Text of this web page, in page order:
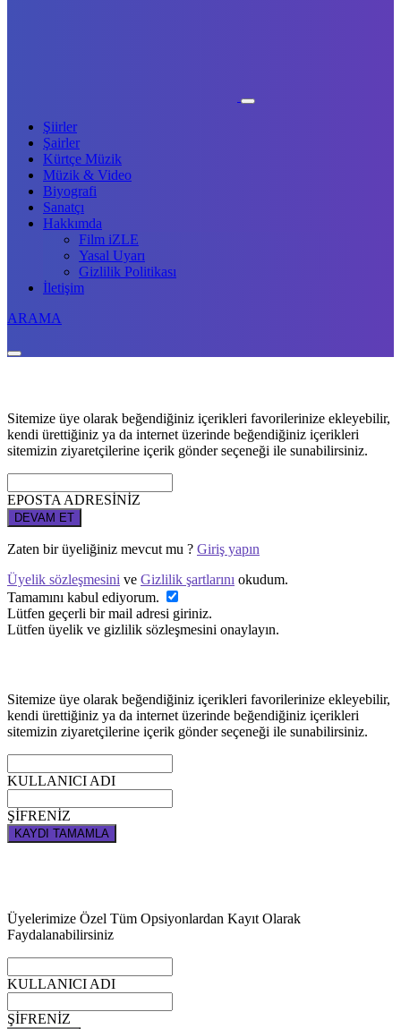
Şiirler
Şairler
Kürtçe Müzik
Müzik & Video
Biyografi
Sanatçı
Hakkımda
Film iZLE
Yasal Uyarı
Gizlilik Politikası
İletişim
ARAMA
Sitemize üye olarak beğendiğiniz içerikleri favorilerinize ekleyebilir,
kendi ürettiğiniz ya da internet üzerinde beğendiğiniz içerikleri
sitemizin ziyaretçilerine içerik gönder seçeneği ile sunabilirsiniz.
EPOSTA ADRESİNİZ
DEVAM ET
Zaten bir üyeliğiniz mevcut mu ? Giriş yapın
Üyelik sözleşmesini ve Gizlilik şartlarını okudum.
Tamamını kabul ediyorum.
Lütfen geçerli bir mail adresi giriniz.
Lütfen üyelik ve gizlilik sözleşmesini onaylayın.
Sitemize üye olarak beğendiğiniz içerikleri favorilerinize ekleyebilir,
kendi ürettiğiniz ya da internet üzerinde beğendiğiniz içerikleri
sitemizin ziyaretçilerine içerik gönder seçeneği ile sunabilirsiniz.
KULLANICI ADI
ŞİFRENİZ
KAYDI TAMAMLA
Üyelerimize Özel Tüm Opsiyonlardan Kayıt Olarak
Faydalanabilirsiniz
KULLANICI ADI
ŞİFRENİZ